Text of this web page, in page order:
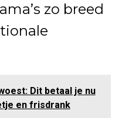
zo breed
Dit betaal je nu
en frisdrank